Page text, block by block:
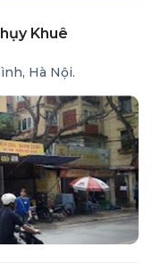
Khuê
Hà Nội.